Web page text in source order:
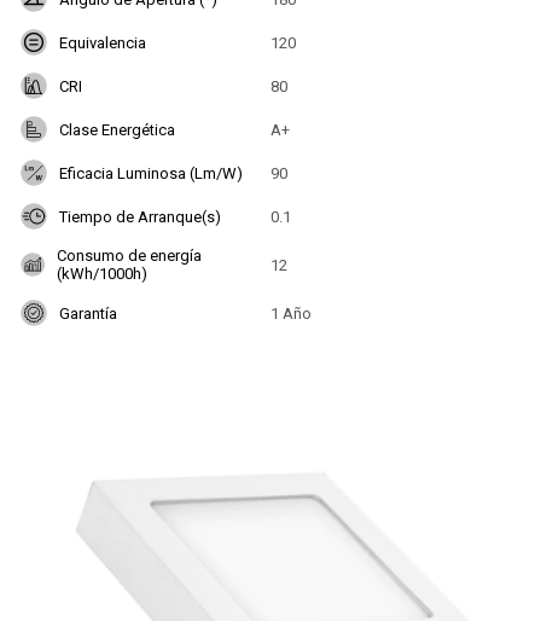
Equivalencia 120
CRI 80
Clase Energética A+
Eficacia Luminosa (Lm/W) 90
Tiempo de Arranque(s) 0.1
Consumo de energía
(kWh/1000h)
12
Garantía 1 Año